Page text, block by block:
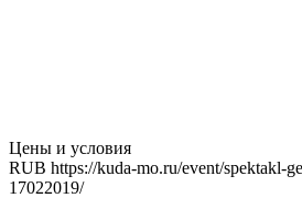
Цены и условия
RUB https://kuda-mo.ru/event/spektakl-
17022019/